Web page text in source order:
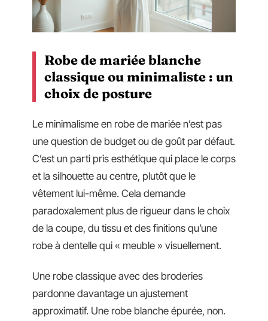
Robe de mariée blanche
classique ou minimaliste : un
choix de posture
Le minimalisme en robe de mariée n’est pas
une question de budget ou de goût par défaut.
C’est un parti pris esthétique qui place le corps
et la silhouette au centre, plutôt que le
vêtement lui-même. Cela demande
paradoxalement plus de rigueur dans le choix
de la coupe, du tissu et des finitions qu’une
robe à dentelle qui « meuble » visuellement.
Une robe classique avec des broderies
pardonne davantage un ajustement
approximatif. Une robe blanche épurée, non.